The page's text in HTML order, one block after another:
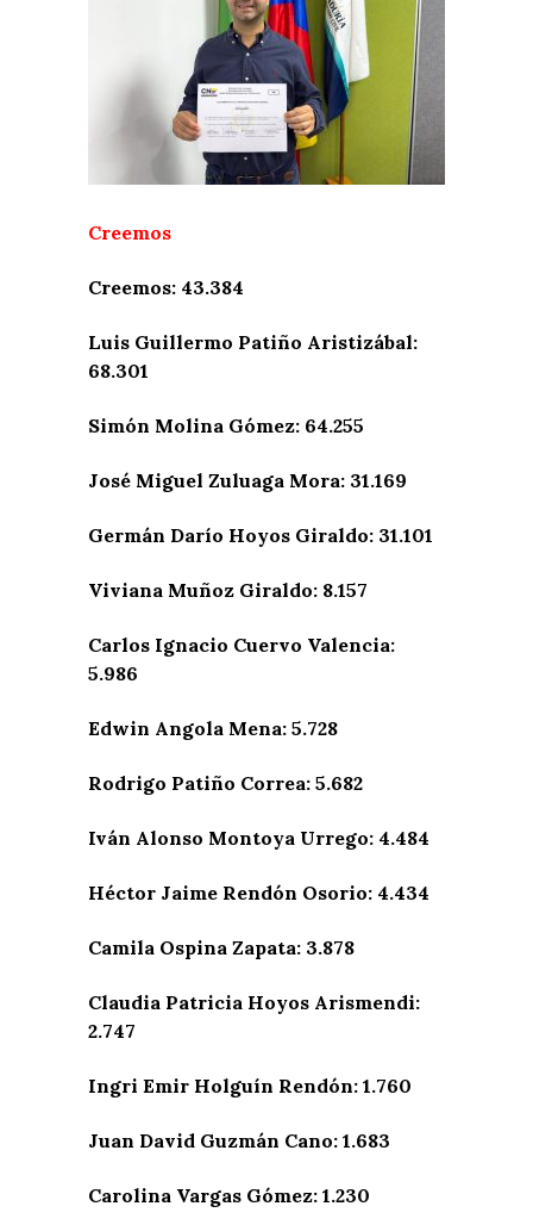
Creemos
Creemos: 43.384
Luis Guillermo Patiño Aristizábal:
68.301
Simón Molina Gómez: 64.255
José Miguel Zuluaga Mora: 31.169
Germán Darío Hoyos Giraldo: 31.101
Viviana Muñoz Giraldo: 8.157
Carlos Ignacio Cuervo Valencia:
5.986
Edwin Angola Mena: 5.728
Rodrigo Patiño Correa: 5.682
Iván Alonso Montoya Urrego: 4.484
Héctor Jaime Rendón Osorio: 4.434
Camila Ospina Zapata: 3.878
Claudia Patricia Hoyos Arismendi:
2.747
Ingri Emir Holguín Rendón: 1.760
Juan David Guzmán Cano: 1.683
Carolina Vargas Gómez: 1.230